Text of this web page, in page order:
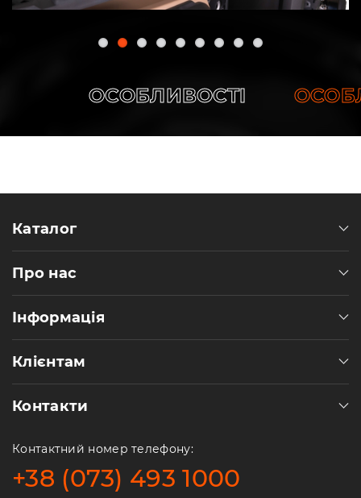
ОСОБЛИВОСТІ
Каталог
Про нас
Інформація
Клієнтам
Контакти
Контактний номер телефону:
+38 (073) 493 1000